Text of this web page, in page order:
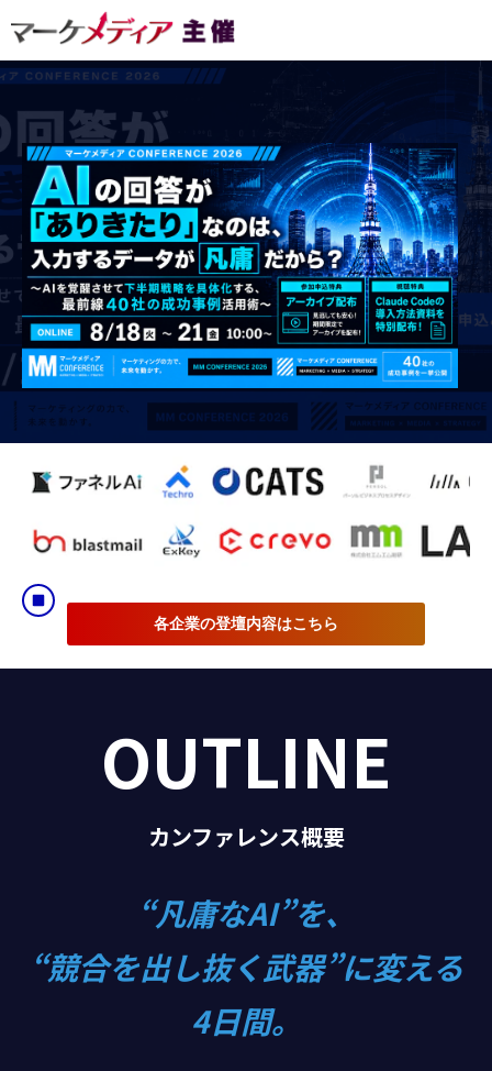
各企業の登壇内容はこちら
OUTLINE
カンファレンス概要
“凡庸なAI”を、
“競合を出し抜く武器”に変える
4日間。